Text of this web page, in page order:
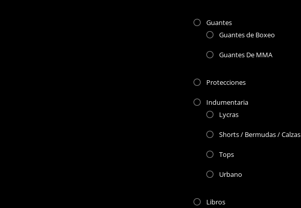
Guantes
Guantes de Boxeo
Guantes De MMA
Protecciones
Indumentaria
Lycras
Shorts / Bermudas / Calzas
Tops
Urbano
Libros